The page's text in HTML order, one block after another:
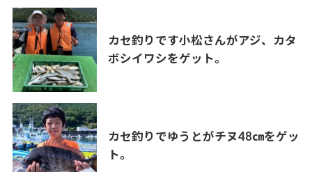
カセ釣りです小松さんがアジ、カタ
ボシイワシをゲット。
カセ釣りでゆうとがチヌ48㎝をゲッ
ト。